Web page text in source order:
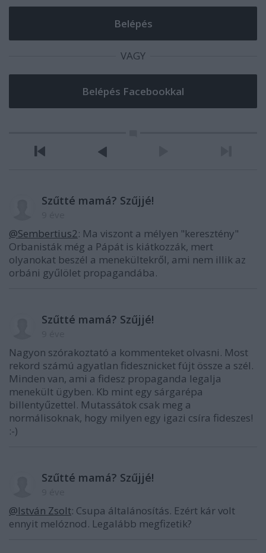
VAGY
Szűtté mamá? Szűjjé!
@Sembertius2: Ma viszont a mélyen "keresztény"
Orbanisták még a Pápát is kiátkozzák, mert
olyanokat beszél a menekültekről, ami nem illik az
orbáni gyűlölet propagandába.
Szűtté mamá? Szűjjé!
Nagyon szórakoztató a kommenteket olvasni. Most
rekord számú agyatlan fidesznicket fújt össze a szél.
Minden van, ami a fidesz propaganda legalja
menekült ügyben. Kb mint egy sárgarépa
billentyűzettel. Mutassátok csak meg a
normálisoknak, hogy milyen egy igazi csíra fideszes!
:-)
Szűtté mamá? Szűjjé!
@István Zsolt: Csupa általánosítás. Ezért kár volt
ennyit melóznod. Legalább megfizetik?